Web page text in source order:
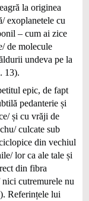
la originea
exoplanetele cu
– cum ai zice
de molecule
undeva pe la
13).
epic, de fapt
pedanterie și
și cu vrăji de
culcate sub
din vechiul
lor ca ale tale și
din fibra
cutremurele nu
Referințele lui